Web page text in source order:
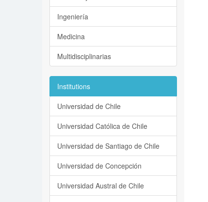
Ingeniería
Medicina
Multidisciplinarias
Institutions
Universidad de Chile
Universidad Católica de Chile
Universidad de Santiago de Chile
Universidad de Concepción
Universidad Austral de Chile